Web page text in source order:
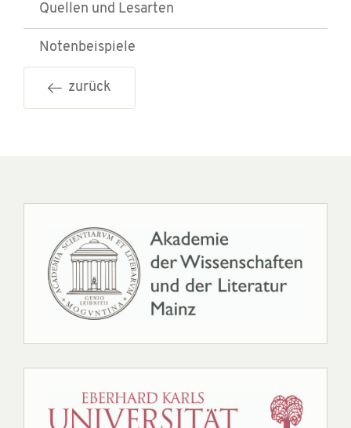
Quellen und Lesarten
Notenbeispiele
zurück